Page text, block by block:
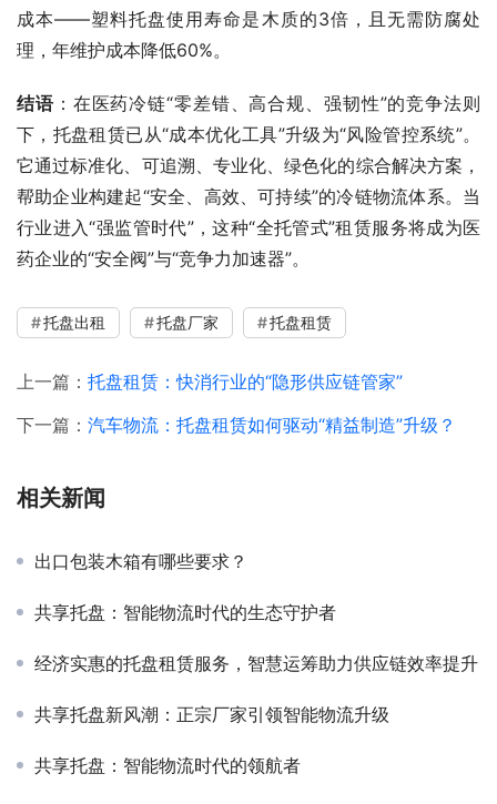
成本——塑料托盘使用寿命是木质的3倍，且无需防腐处
理，年维护成本降低60%。
结语：在医药冷链“零差错、高合规、强韧性”的竞争法则
下，托盘租赁已从“成本优化工具”升级为“风险管控系统”。
它通过标准化、可追溯、专业化、绿色化的综合解决方案，
帮助企业构建起“安全、高效、可持续”的冷链物流体系。当
行业进入“强监管时代”，这种“全托管式”租赁服务将成为医
药企业的“安全阀”与“竞争力加速器”。
托盘出租 托盘厂家 托盘租赁
上一篇： 托盘租赁：快消行业的“隐形供应链管家”
下一篇： 汽车物流：托盘租赁如何驱动“精益制造”升级？
相关新闻
出口包装木箱有哪些要求？
共享托盘：智能物流时代的生态守护者
经济实惠的托盘租赁服务，智慧运筹助力供应链效率提升
共享托盘新风潮：正宗厂家引领智能物流升级
共享托盘：智能物流时代的领航者